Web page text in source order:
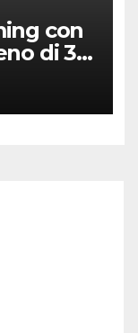
con
di 30